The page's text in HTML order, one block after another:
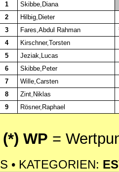
1
Skibbe,Diana
2
Hilbig,Dieter
3
Fares,Abdul Rahman
4
Kirschner,Torsten
5
Jeziak,Lucas
6
Skibbe,Peter
7
Wille,Carsten
8
Zint,Niklas
9
Rösner,Raphael
(*) WP =
• KATEGORIEN: